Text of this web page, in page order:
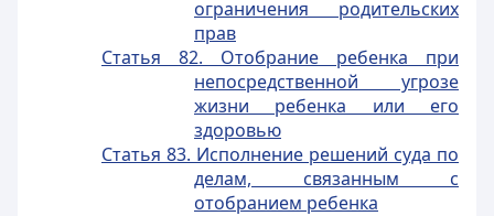
ограничения родительских
прав
Статья 82. Отобрание ребенка при
непосредственной угрозе
жизни ребенка или его
здоровью
Статья 83. Исполнение решений суда по
делам, связанным с
отобранием ребенка